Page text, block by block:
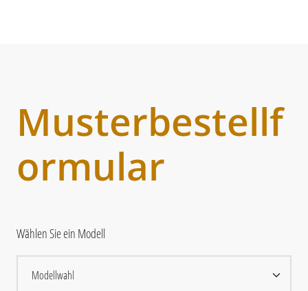
Musterbestellf
ormular
Wählen Sie ein Modell